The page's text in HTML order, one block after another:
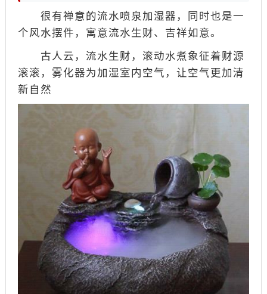
很有禅意的流水喷泉加湿器，同时也是一
个风水摆件，寓意流水生财、吉祥如意。
古人云，流水生财，滚动水煮象征着财源
滚滚，雾化器为加湿室内空气，让空气更加清
新自然